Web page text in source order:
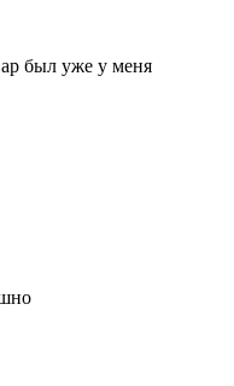
был уже у меня